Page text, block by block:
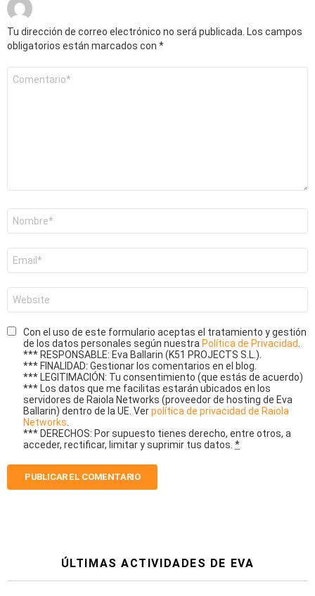
Tu dirección de correo electrónico no será publicada. Los campos
obligatorios están marcados con *
electrónico
*
Con el uso de este formulario aceptas el tratamiento y gestión
de los datos personales según nuestra Política de Privacidad
*** RESPONSABLE: Eva Ballarin (K51 PROJECTS S.L.).
*** FINALIDAD: Gestionar los comentarios en el blog.
*** LEGITIMACIÓN: Tu consentimiento (que estás de acuerdo)
*** Los datos que me facilitas estarán ubicados en los
servidores de Raiola Networks (proveedor de hosting de Eva
Ballarin) dentro de la UE. Verpolítica de privacidad de Raiola
Networks
*** DERECHOS: Por supuesto tienes derecho, entre otros, a
acceder, rectificar, limitar y suprimir tus datos. *
ÚLTIMAS ACTIVIDADES DE EVA